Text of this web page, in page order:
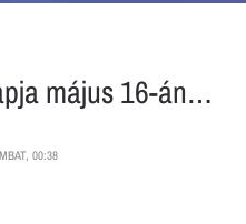
május 16-án…
00:38